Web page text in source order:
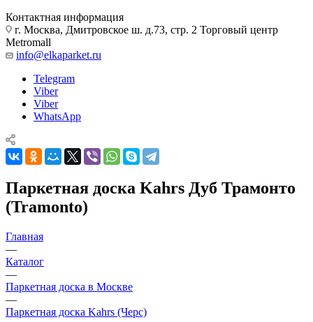
Контактная информация
г. Москва, Дмитровское ш. д.73, стр. 2 Торговый центр
Metromall
info@elkaparket.ru
Telegram
Viber
Viber
WhatsApp
Паркетная доска Kahrs Дуб Трамонто
(Tramonto)
Главная
—
Каталог
—
Паркетная доска в Москве
—
Паркетная доска Kahrs (Черс)